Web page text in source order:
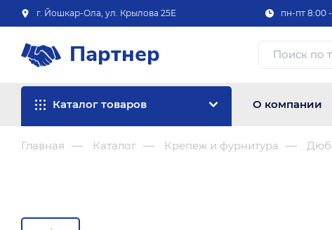
г. Йошкар-Ола, ул. Крылова 25Е пн-пт 8:00
Партнер
Каталог товаров О компании
Главная Каталог Крепеж и фурнитура